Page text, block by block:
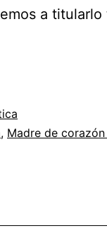
a titularlo
, Madre de